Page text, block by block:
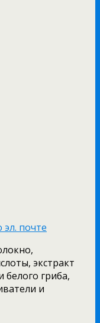
почте
экстракт
белого гриба,
и